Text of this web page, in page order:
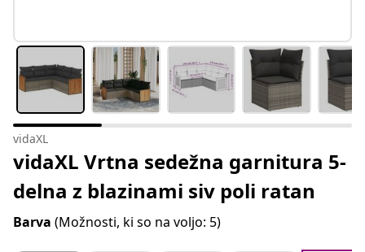
vidaXL
vidaXL Vrtna sedežna garnitura 5-
delna z blazinami siv poli ratan
Barva (Možnosti, ki so na voljo: 5)